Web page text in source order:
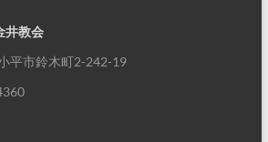
井教会
平市鈴木町2-242-19